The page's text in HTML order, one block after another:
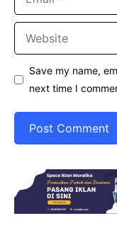
Save my name,
next time I